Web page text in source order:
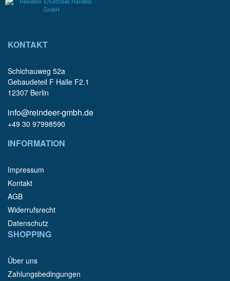
KONTAKT
Schichauweg 52a
Gebaudeteil F Halle F2.1
12307 Berlin
info@reindeer-gmbh.de
+49 30 97998590
INFORMATION
Impressum
Kontakt
AGB
Widerrufsrecht
Datenschutz
SHOPPING
Über uns
Zahlungsbedingungen